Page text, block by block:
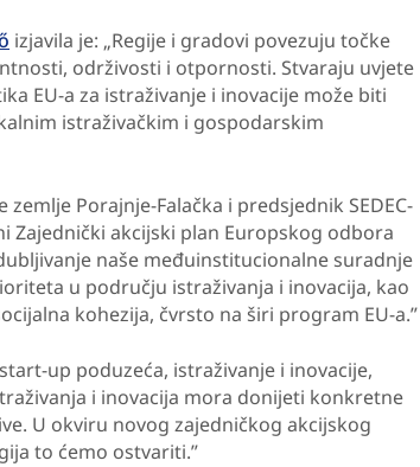
izjavila je: „Regije i gradovi povezuju točke
održivosti i otpornosti. Stvaraju uvjete
EU-a za istraživanje i inovacije može biti
istraživačkim i gospodarskim
zemlje Porajnje-Falačka i predsjednik SEDEC-
Zajednički akcijski plan Europskog odbora
naše međuinstitucionalne suradnje
u području istraživanja i inovacija, kao
kohezija, čvrsto na širi program EU-a.”
up poduzeća, istraživanje i inovacije,
i inovacija mora donijeti konkretne
U okviru novog zajedničkog akcijskog
to ćemo ostvariti.”